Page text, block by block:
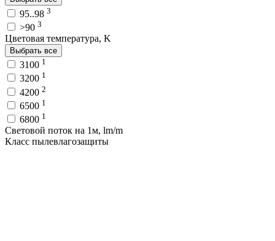
95..98 3
>90 3
Цветовая температура, K
Выбрать все
3100 1
3200 1
4200 2
6500 1
6800 1
Световой поток на 1м, lm/m
Класс пылевлагозащиты